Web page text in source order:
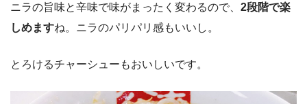
ニラの旨味と辛味で味がまったく変わるので、 2段階で楽
しめますね。ニラのパリパリ感もいいし。
とろけるチャーシューもおいしいです。